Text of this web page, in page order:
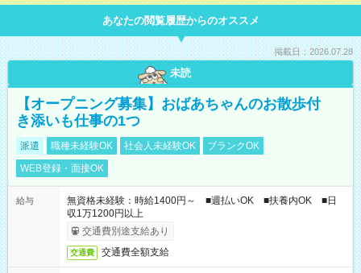
あなたの閲覧履歴からのオススメ
掲載日：2026.07.28
未読
【オープニング募集】おばあちゃんのお散歩付
き添いも仕事の1つ
派遣 職種未経験OK 社会人未経験OK
ブランクOK
WEB登録・面接OK
給与
無資格未経験：時給1400円～ ■週払いOK ■扶養内OK ■日
収1万1200円以上
交通費別途支給あり
交通費 交通費全額支給